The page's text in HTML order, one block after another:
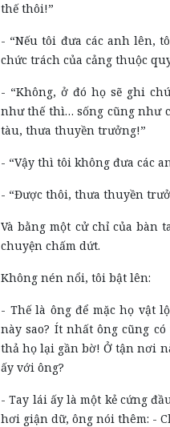
thế thôi!”
- “Nếu tôi đưa các anh lên,
chức trách của cảng thuộc
- “Không, ở đó họ sẽ ghi
như thế thì… sống cũng như
tàu, thưa thuyền trưởng!”
- “Vậy thì tôi không đưa các
- “Được thôi, thưa thuyền
Và bằng một cử chỉ của bàn
chuyện chấm dứt.
Không nén nổi, tôi bật lên:
- Thế là ông để mặc họ vật
này sao? Ít nhất ông cũng
thả họ lại gần bờ! Ở tận nơi
ấy với ông?
- Tay lái ấy là một kẻ cứng
hơi giận dữ, ông nói thêm: -